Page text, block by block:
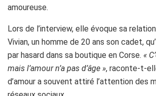
amoureuse.
Lors de l’interview, elle évoque sa
Vivian, un homme de 20 ans son cadet,
par hasard dans sa boutique en Corse. «
mais l’amour n’a pas d’âge », raconte-t-
d’amour a souvent attiré l’attention des